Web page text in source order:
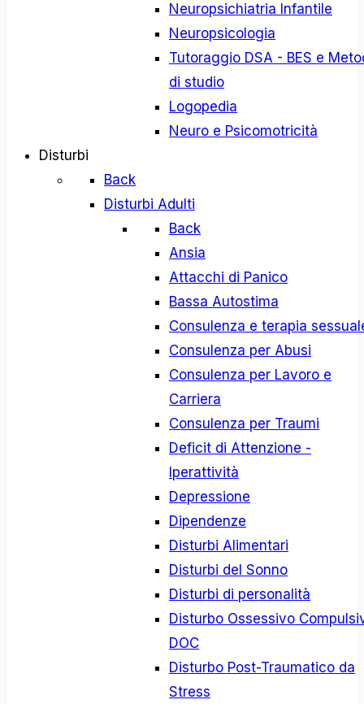
Neuropsichiatria Infantile
Neuropsicologia
Tutoraggio DSA - BES e
di studio
Logopedia
Neuro e Psicomotricità
Disturbi
Back
Disturbi Adulti
Back
Ansia
Attacchi di Panico
Bassa Autostima
Consulenza e terapia
Consulenza per Abusi
Consulenza per Lavoro e
Carriera
Consulenza per Traumi
Deficit di Attenzione -
Iperattività
Depressione
Dipendenze
Disturbi Alimentari
Disturbi del Sonno
Disturbi di personalità
Disturbo Ossessivo
DOC
Disturbo Post-Traumatico da
Stress